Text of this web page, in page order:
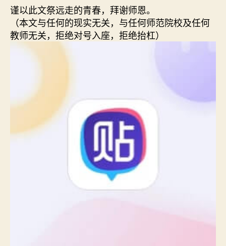
谨以此文祭远走的青春，拜谢师恩。
（本文与任何的现实无关，与任何师范院校及任何
教师无关，拒绝对号入座，拒绝抬杠）